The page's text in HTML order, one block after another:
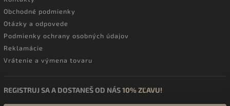
Obchodné podmienky
Otázky a odpovede
Podmienky ochrany osobných údajov
Reklamácie
Vrátenie a výmena tovaru
REGISTRUJ SA A DOSTANEŠ OD NÁS10% ZĽAVU!